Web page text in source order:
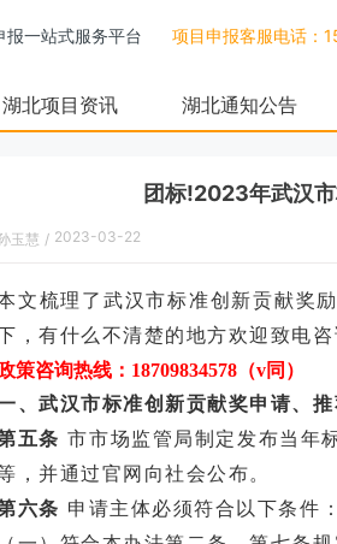
报一站式服务平台 项目申报客服电话：
湖北项目资讯 湖北通知公告
团标!2023年武汉
玉慧 / 2023-03-22
文梳理了 武汉市标准创新贡献奖
，有什么不清楚的地方欢迎致电
策咨询热线： 18709834578（v同）
、武汉市标准创新贡献奖申请、
五条 市市场监管局制定发布当年
，并通过官网向社会公布。
六条 申请主体必须符合以下条件